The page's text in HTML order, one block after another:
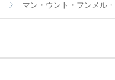
マン・ウント・フンメル